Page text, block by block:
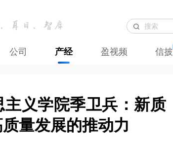
公司 产经 盈视频 信披
义学院季卫兵：新质
量发展的推动力